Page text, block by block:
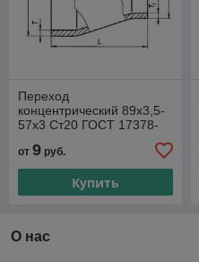
Переход
концентрический 89х3,5-
57х3 Ст20 ГОСТ 17378-
от 9 руб.
Купить
О нас